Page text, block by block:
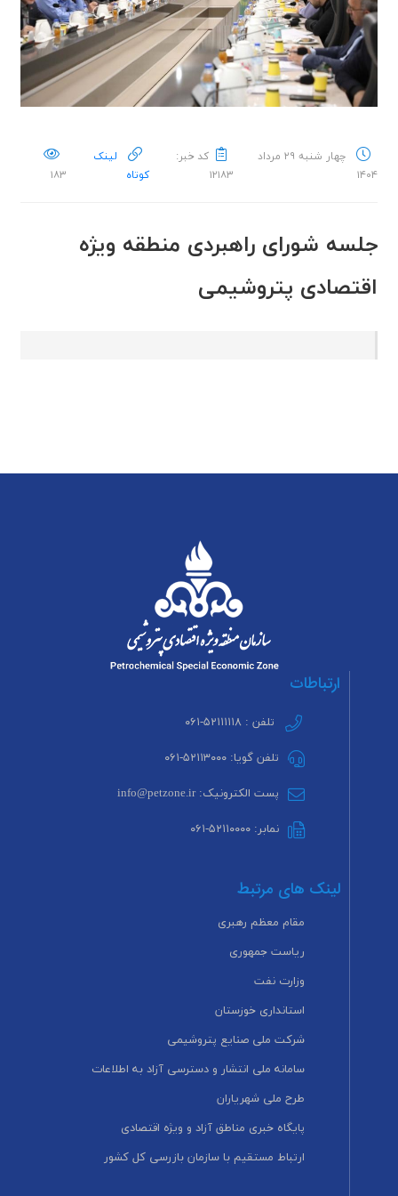
چهار شنبه ۲۹ مرداد
۱۴۰۴
کد خبر:
۱۲۱۸۳
لینک
کوتاه
۱۸۳
جلسه شورای راهبردی منطقه ویژه
اقتصادی پتروشیمی
ارتباطات
تلفن : ۵۲۱۱۱۱۱۸-۰۶۱
تلفن گویا: ۵۲۱۱۳۰۰۰-۰۶۱
پست الکترونیک: info@petzone.ir
نمابر: ۵۲۱۱۰۰۰۰-۰۶۱
لینک های مرتبط
مقام معظم رهبری
ریاست جمهوری
وزارت نفت
استانداری خوزستان
شرکت ملی صنایع پتروشیمی
سامانه ملی انتشار و دسترسی آزاد به اطلاعات
طرح ملی شهریاران
پایگاه خبری مناطق آزاد و ویژه اقتصادی
ارتباط مستقیم با سازمان بازرسی کل کشور